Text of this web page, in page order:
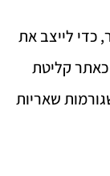
כדי לייצב את
כאתר קליטת
שאריות